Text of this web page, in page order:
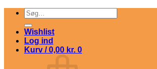
Fortsæt
indhold
Søg
efter:
Wishlist
Log ind
Kurv /0,00 kr. 0